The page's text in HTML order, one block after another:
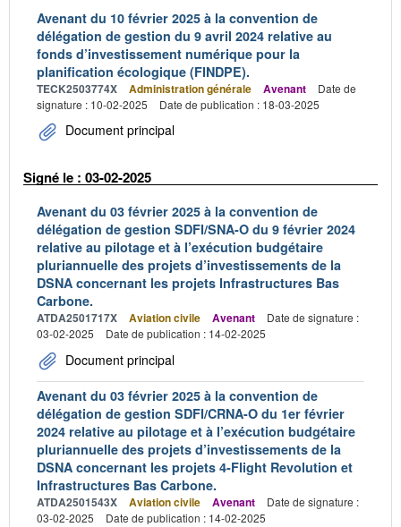
Avenant du 10 février 2025 à la convention de
délégation de gestion du 9 avril 2024 relative au
fonds d’investissement numérique pour la
planification écologique (FINDPE).
TECK2503774X Administration générale Avenant
Date de
signature : 10-02-2025
Date de publication : 18-03-2025
Document principal
Signé le : 03-02-2025
Avenant du 03 février 2025 à la convention de
délégation de gestion SDFI/SNA-O du 9 février 2024
relative au pilotage et à l’exécution budgétaire
pluriannuelle des projets d’investissements de la
DSNA concernant les projets Infrastructures Bas
Carbone.
ATDA2501717X Aviation civile Avenant
Date de signature :
03-02-2025
Date de publication : 14-02-2025
Document principal
Avenant du 03 février 2025 à la convention de
délégation de gestion SDFI/CRNA-O du 1er février
2024 relative au pilotage et à l’exécution budgétaire
pluriannuelle des projets d’investissements de la
DSNA concernant les projets 4-Flight Revolution et
Infrastructures Bas Carbone.
ATDA2501543X Aviation civile Avenant
Date de signature :
03-02-2025
Date de publication : 14-02-2025